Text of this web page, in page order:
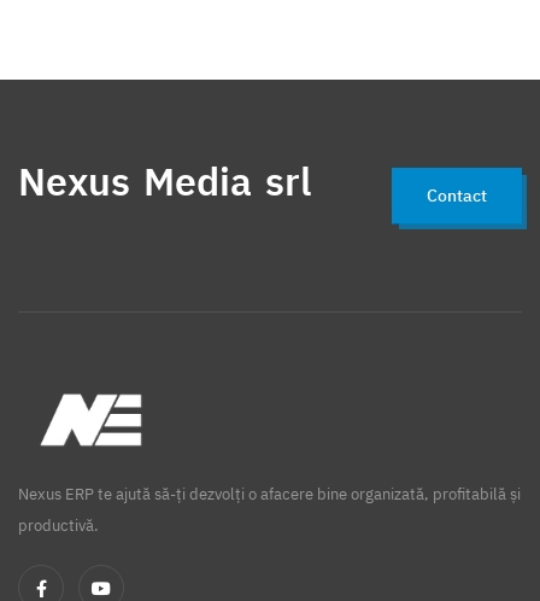
Nexus Media srl Contact
Nexus ERP te ajută să-ți dezvolți o afacere bine organizată, profitabilă și
productivă.